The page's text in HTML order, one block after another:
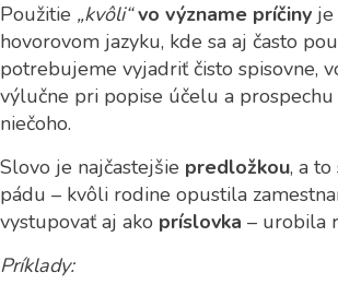
Použitie „kvôli“ vo význame príčiny
hovorovom jazyku, kde sa aj často
potrebujeme vyjadriť čisto spisovne,
výlučne pri popise účelu a prospechu
niečoho.
Slovo je najčastejšie predložkou, a
pádu – kvôli rodine opustila
vystupovať aj ako príslovka – urobila
Príklady: